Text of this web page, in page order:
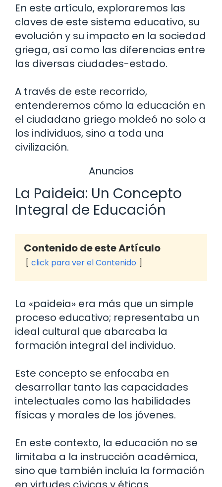
En este artículo, exploraremos las
claves de este sistema educativo, su
evolución y su impacto en la sociedad
griega, así como las diferencias entre
las diversas ciudades-estado.
A través de este recorrido,
entenderemos cómo la educación en
el ciudadano griego moldeó no solo a
los individuos, sino a toda una
civilización.
Anuncios
La Paideia: Un Concepto
Integral de Educación
Contenido de este Artículo
click para ver el Contenido
La «paideia» era más que un simple
proceso educativo; representaba un
ideal cultural que abarcaba la
formación integral del individuo.
Este concepto se enfocaba en
desarrollar tanto las capacidades
intelectuales como las habilidades
físicas y morales de los jóvenes.
En este contexto, la educación no se
limitaba a la instrucción académica,
sino que también incluía la formación